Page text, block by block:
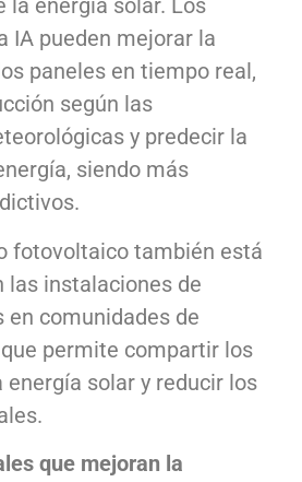
la energía solar. Los
IA pueden mejorar la
paneles en tiempo real,
según las
y predecir la
siendo más
fotovoltaico también está
las instalaciones de
en comunidades de
permite compartir los
energía solar y reducir los
que mejoran la